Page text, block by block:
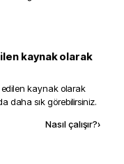
kaynak olarak
edilen kaynak olarak
daha sık görebilirsiniz.
Nasıl çalışır?›